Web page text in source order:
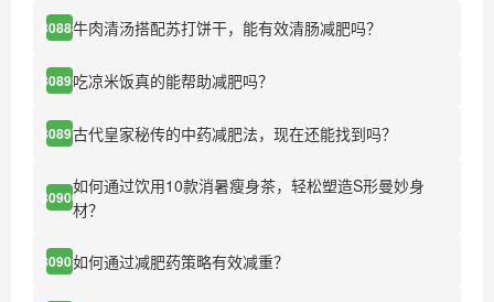
30888牛肉清汤搭配苏打饼干，能有效清肠减肥吗？
30893吃凉米饭真的能帮助减肥吗？
30897古代皇家秘传的中药减肥法，现在还能找到吗？
30900
如何通过饮用10款消暑瘦身茶，轻松塑造S形曼妙身
材？
30903如何通过减肥药策略有效减重？